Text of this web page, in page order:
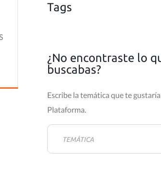
Tags
¿No encontraste lo
buscabas?
Escribe la temática que te
Plataforma.